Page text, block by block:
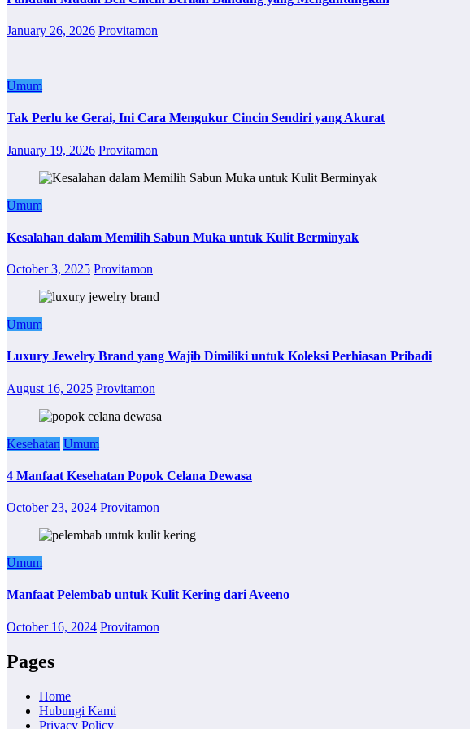
January 26, 2026 Provitamon
Umum
Tak Perlu ke Gerai, Ini Cara Mengukur Cincin Sendiri yang Akurat
January 19, 2026 Provitamon
Umum
Kesalahan dalam Memilih Sabun Muka untuk Kulit Berminyak
October 3, 2025 Provitamon
Umum
Luxury Jewelry Brand yang Wajib Dimiliki untuk Koleksi Perhiasan Pribadi
August 16, 2025 Provitamon
Kesehatan Umum
4 Manfaat Kesehatan Popok Celana Dewasa
October 23, 2024 Provitamon
Umum
Manfaat Pelembab untuk Kulit Kering dari Aveeno
October 16, 2024 Provitamon
Pages
Home
Hubungi Kami
Privacy Policy